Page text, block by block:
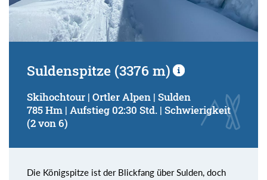
Suldenspitze (3376 m)
Skihochtour | Ortler Alpen | Sulden
785 Hm | Aufstieg 02:30 Std. | Schwierigkeit
(2 von 6)
Die Königspitze ist der Blickfang über Sulden, doch